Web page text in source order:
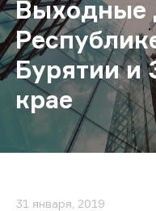
Выходные
Бурятии и
крае
31 января, 2019